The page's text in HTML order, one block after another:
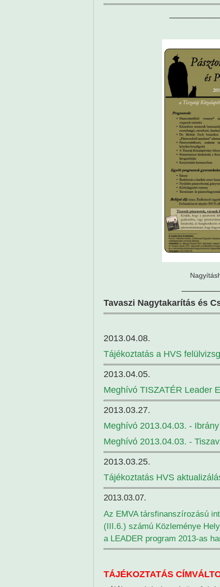
Tavaszi Nagytakarítás és
2013.04.08.
Tájékoztatás a HVS
2013.04.05.
Meghívó TISZATÉR Leader
2013.03.27.
Meghívó 2013.04.03. - Ibrány
Meghívó 2013.04.03. -
2013.03.25.
Tájékoztatás HVS
2013.03.07.
Az EMVA társfinanszírozású
(III.6.) számú Közleménye
a LEADER program 2013-as
TÁJÉKOZTATÁS